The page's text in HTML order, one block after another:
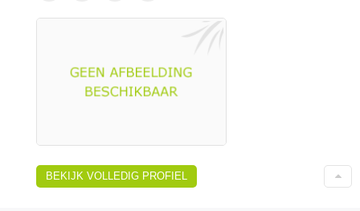
BEKIJK VOLLEDIG PROFIEL